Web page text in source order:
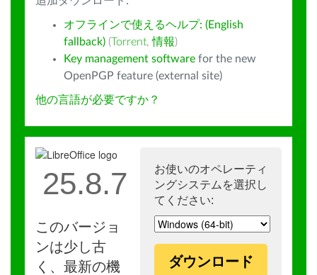
オフラインで使えるヘルプ: (English
fallback) (Torrent,情報)
Key management software for the new
OpenPGP feature (external site)
他の言語が必要ですか？
お使いのオペレーティ
ングシステムを選択し
てください:
ダウンロード
25.8.7
このバージョ
ンは少し古
く、最新の機